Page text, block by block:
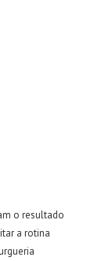
o resultado
a rotina